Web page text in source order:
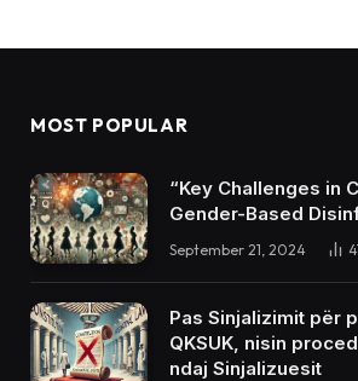
MOST POPULAR
“Key Challenges in
Gender-Based
September 21, 2024
Pas Sinjalizimit për
QKSUK, nisin
ndaj Sinjalizuesit